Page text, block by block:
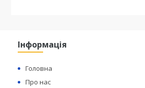
Інформація
Головна
Про нас